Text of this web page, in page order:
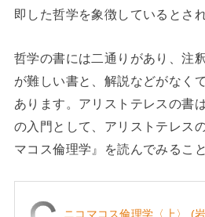
即した哲学を象徴しているとさ
哲学の書には二通りがあり、注
が難しい書と、解説などがなく
あります。アリストテレスの書
の入門として、アリストテレス
マコス倫理学』を読んでみるこ
ニコマコス倫理学〈上〉 (